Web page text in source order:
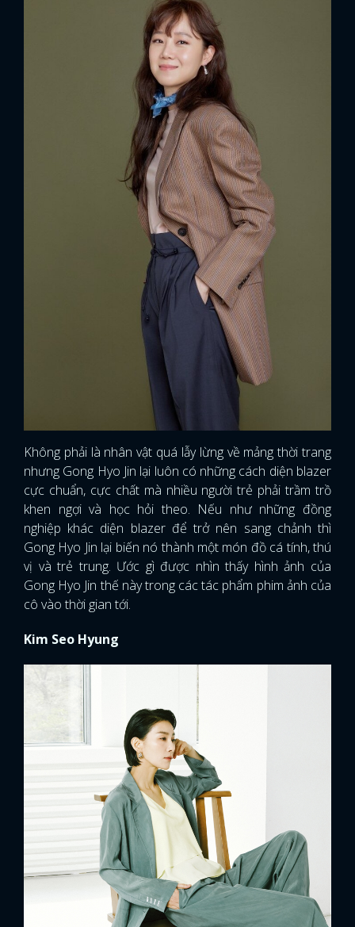
FACEBOOK
Không phải là nhân vật quá lẫy lừng về mảng thời trang
nhưng Gong Hyo Jin lại luôn có những cách diện blazer
cực chuẩn, cực chất mà nhiều người trẻ phải trầm trồ
khen ngợi và học hỏi theo. Nếu như những đồng
nghiệp khác diện blazer để trở nên sang chảnh thì
Gong Hyo Jin lại biến nó thành một món đồ cá tính, thú
vị và trẻ trung. Ước gì được nhìn thấy hình ảnh của
Gong Hyo Jin thế này trong các tác phẩm phim ảnh của
cô vào thời gian tới.
Kim Seo Hyung